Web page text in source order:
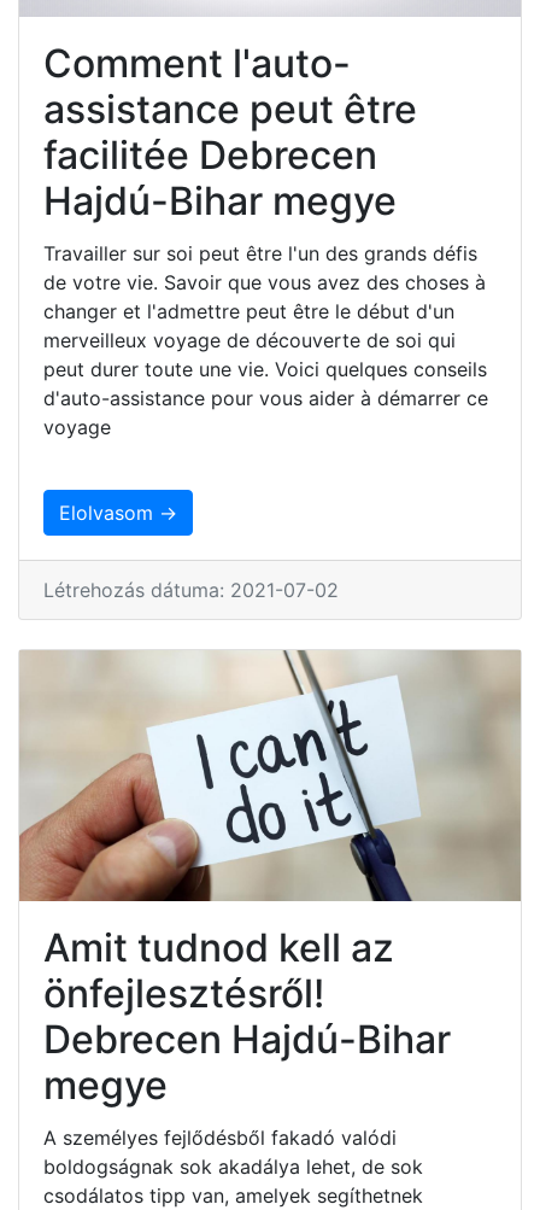
Comment l'auto-
assistance peut être
facilitée Debrecen
Hajdú-Bihar megye
Travailler sur soi peut être l'un des grands défis
de votre vie. Savoir que vous avez des choses à
changer et l'admettre peut être le début d'un
merveilleux voyage de découverte de soi qui
peut durer toute une vie. Voici quelques conseils
d'auto-assistance pour vous aider à démarrer ce
voyage
Elolvasom →
Létrehozás dátuma: 2021-07-02
Amit tudnod kell az
önfejlesztésről!
Debrecen Hajdú-Bihar
megye
A személyes fejlődésből fakadó valódi
boldogságnak sok akadálya lehet, de sok
csodálatos tipp van, amelyek segíthetnek